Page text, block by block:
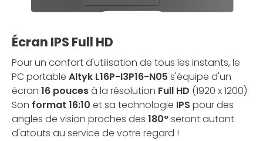
Écran IPS Full HD
Pour un confort d'utilisation de tous les instants, le
PC portable Altyk L16P-I3P16-N05 s'équipe d'un
écran 16 poucesà la résolution Full HD (1920 x 1200).
Son format 16:10 et sa technologie IPS pour des
angles de vision proches des 180°seront autant
d'atouts au service de votre regard !